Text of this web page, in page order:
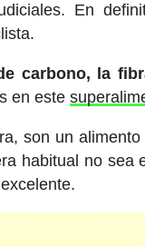
En
carbono, la
en este
son un
habitual no sea